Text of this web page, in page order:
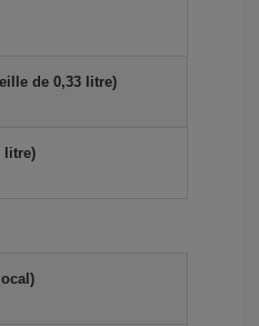
de 0,33 litre)
litre)